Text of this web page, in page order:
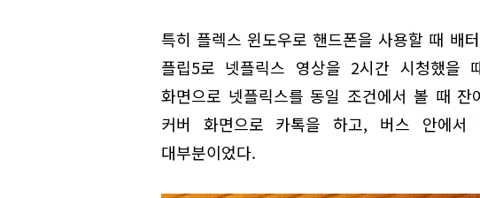
특히 플렉스 윈도우로 핸드폰을 사용할 때 배
플립5로 넷플릭스 영상을 2시간 시청했을
화면으로 넷플릭스를 동일 조건에서 볼 때
커버 화면으로 카톡을 하고, 버스 안에서
대부분이었다.